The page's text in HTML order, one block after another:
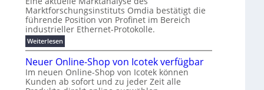
r
B
ü
o
k
a
n
g
e
n
l
e
i
s
t
e
n
E
h
e
r
c
a
t
t
e
r
e
s
K
a
b
e
l
m
2
0
%
i
m
e
s
e
s
w
r
d
n
e
u
e
r
W
i
n
k
e
l
s
e
k
Marktforschungsinstituts Omdia bestätigt die
führende Position von Profinet im Bereich
industrieller Ethernet-Protokolle.
Weiterlesen:
P
o
i
Neuer Online-Shop von Icotek verfügbar
Im neuen Online-Shop von Icotek können
Kunden ab sofort und zu jeder Zeit alle